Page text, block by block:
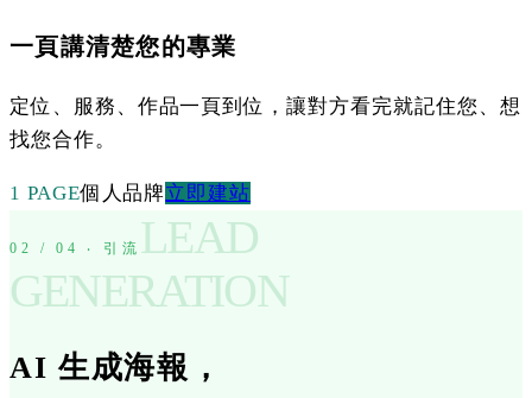
一頁講清楚您的專業
定位、服務、作品一頁到位，讓對方看完就記住您、想
找您合作。
1 PAGE個人品牌立即建站
02 / 04 ‧ 引流 LEAD
GENERATION
AI 生成海報，